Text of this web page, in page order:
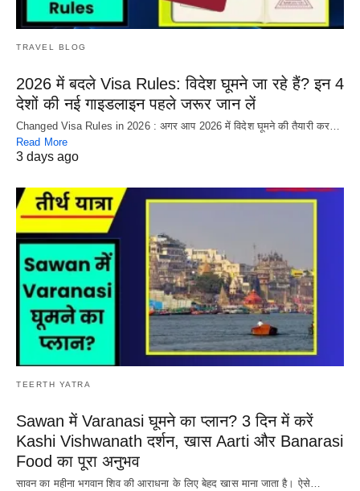
TRAVEL BLOG
2026 में बदले Visa Rules: विदेश घूमने जा रहे हैं? इन 4
देशों की नई गाइडलाइन पहले जरूर जान लें
Changed Visa Rules in 2026 : अगर आप 2026 में विदेश घूमने की तैयारी कर…
Read More
3 days ago
TEERTH YATRA
Sawan में Varanasi घूमने का प्लान? 3 दिन में करें
Kashi Vishwanath दर्शन, खास Aarti और Banarasi
Food का पूरा अनुभव
सावन का महीना भगवान शिव की आराधना के लिए बेहद खास माना जाता है। ऐसे…